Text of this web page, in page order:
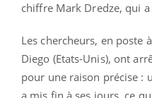
chiffre Mark Dredze, qui
Les chercheurs, en poste
Diego (Etats-Unis), ont
pour une raison précise :